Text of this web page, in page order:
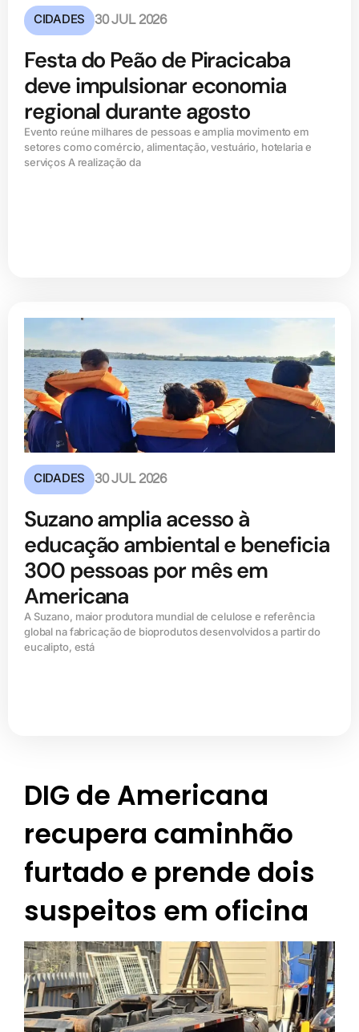
CIDADES 30 JUL 2026
Festa do Peão de Piracicaba
deve impulsionar economia
regional durante agosto
Evento reúne milhares de pessoas e amplia movimento em
setores como comércio, alimentação, vestuário, hotelaria e
serviços A realização da
CIDADES 30 JUL 2026
Suzano amplia acesso à
educação ambiental e beneficia
300 pessoas por mês em
Americana
A Suzano, maior produtora mundial de celulose e referência
global na fabricação de bioprodutos desenvolvidos a partir do
eucalipto, está
DIG de Americana
recupera caminhão
furtado e prende dois
suspeitos em oficina